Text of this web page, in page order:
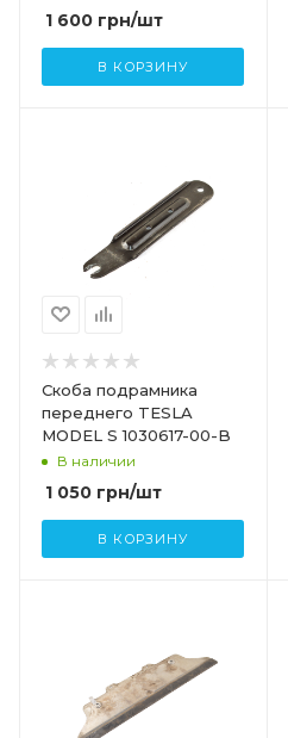
1 600 грн/шт
В КОРЗИНУ
Скоба подрамника
переднего TESLA
MODEL S 1030617-00-B
В наличии
1 050 грн/шт
В КОРЗИНУ